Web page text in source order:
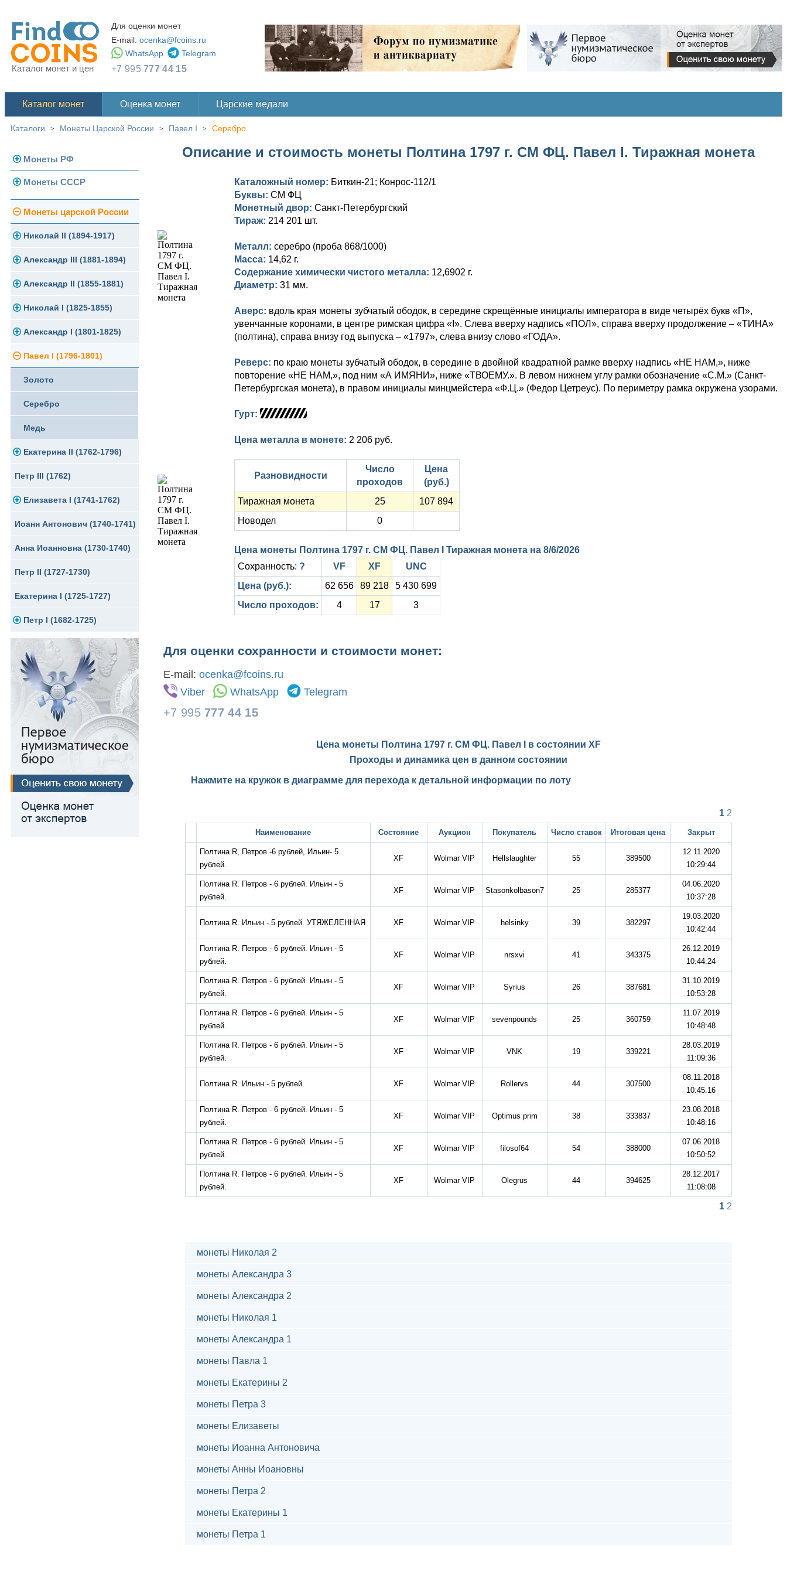
Каталог монет и цен
Для оценки монет
E-mail: ocenka@fcoins.ru
WhatsApp
Telegram
+7 995777 44 15
Каталог монет Оценка монет Царские медали
Каталоги > Монеты Царской России > Павел I > Серебро
Монеты РФ
Современная Россия
Монеты 1991-1993 гг.
Памятные и юбилейные
Монеты СССР
Погодовка СССР
Монеты 1958 года
Золотые червонцы
Памятные и юбилейные
Монеты царской России
Николай II (1894-1917)
Золото
Серебро
Медь
Германская оккупация
Для Финляндии
Памятные и донативные
Александр III (1881-1894)
Золото
Серебро
Медь
Для Финляндии
Памятные и донативные
Александр II (1855-1881)
Золото
Серебро
Медь
Для Финляндии
Памятные и донативные
Николай I (1825-1855)
Платина, золото
Серебро
Медь
Для Грузии
Русско-Польские
Для Польши
Памятные и донативные
Александр I (1801-1825)
Золото
Серебро
Медь
Для Грузии
Для Польши
Павел I (1796-1801)
Золото
Серебро
Медь
Екатерина II (1762-1796)
Золото
Серебро
Медь
Сибирские монеты
Для Молдавии и Валахии
Таврические монеты
Петр III (1762)
Елизавета I (1741-1762)
Золото
Серебро
Медь
Для Пруссии
Ливонезы
Альбертусталер
Иоанн Антонович (1740-1741)
Анна Иоанновна (1730-1740)
Петр II (1727-1730)
Екатерина I (1725-1727)
Петр I (1682-1725)
Золото
Серебро
Медь
Для Речи Посполитой
Описание и стоимость монеты Полтина 1797 г. СМ ФЦ. Павел I. Тиражная монета
Каталожный номер: Биткин-21; Конрос-112/1
Буквы: СМ ФЦ
Монетный двор: Санкт-Петербургский
Тираж: 214 201 шт.
Металл: серебро (проба 868/1000)
Масса: 14,62 г.
Содержание химически чистого металла: 12,6902 г.
Диаметр: 31 мм.
Аверс: вдоль края монеты зубчатый ободок, в середине скрещённые инициалы императора в виде четырёх букв «П»,
увенчанные коронами, в центре римская цифра «I». Слева вверху надпись «ПОЛ», справа вверху продолжение – «ТИНА»
(полтина), справа внизу год выпуска – «1797», слева внизу слово «ГОДА».
Реверс: по краю монеты зубчатый ободок, в середине в двойной квадратной рамке вверху надпись «НЕ НАМ,», ниже
повторение «НЕ НАМ,», под ним «А ИМЯНИ», ниже «ТВОЕМУ.». В левом нижнем углу рамки обозначение «С.М.» (Санкт-
Петербургская монета), в правом инициалы минцмейстера «Ф.Ц.» (Федор Цетреус). По периметру рамка окружена узорами.
Гурт:
Цена металла в монете: 2 206 руб.
Разновидности
Число
проходов
Цена
(руб.)
Тиражная монета
25
107 894
Новодел
0
Цена монеты Полтина 1797 г. СМ ФЦ. Павел I Тиражная монета на 8/6/2026
Сохранность: ? VF XF
UNC
Цена (руб.):
62 656 89 218
5 430 699
Число проходов:
4 17 3
Для оценки сохранности и стоимости монет:
E-mail: ocenka@fcoins.ru
Viber
WhatsApp Telegram
+7 995 777 44 15
Цена монеты Полтина 1797 г. СМ ФЦ. Павел I в состоянии XF
Проходы и динамика цен в данном состоянии
Нажмите на кружок в диаграмме для перехода к детальной информации по лоту
1 2
Наименование Состояние Аукцион Покупатель Число ставок Итоговая цена Закрыт
Полтина R, Петров -6 рублей, Ильин- 5
рублей.
XF Wolmar VIP Hellslaughter 55 389500
12.11.2020
10:29:44
Полтина R. Петров - 6 рублей. Ильин - 5
рублей.
XF Wolmar VIP Stasonkolbason7 25 285377
04.06.2020
10:37:28
Полтина R. Ильин - 5 рублей. УТЯЖЕЛЕННАЯ XF Wolmar VIP helsinky 39 382297
19.03.2020
10:42:44
Полтина R. Петров - 6 рублей. Ильин - 5
рублей.
XF Wolmar VIP nrsxvi 41 343375
26.12.2019
10:44:24
Полтина R. Петров - 6 рублей. Ильин - 5
рублей.
XF Wolmar VIP Syrius 26 387681
31.10.2019
10:53:28
Полтина R. Петров - 6 рублей. Ильин - 5
рублей.
XF Wolmar VIP sevenpounds 25 360759
11.07.2019
10:48:48
Полтина R. Петров - 6 рублей. Ильин - 5
рублей.
XF Wolmar VIP VNK 19 339221
28.03.2019
11:09:36
Полтина R. Ильин - 5 рублей. XF Wolmar VIP Rollervs 44 307500
08.11.2018
10:45:16
Полтина R. Петров - 6 рублей. Ильин - 5
рублей.
XF Wolmar VIP Optimus prim 38 333837
23.08.2018
10:48:16
Полтина R. Петров - 6 рублей. Ильин - 5
рублей.
XF Wolmar VIP filosof64 54 388000
07.06.2018
10:50:52
Полтина R. Петров - 6 рублей. Ильин - 5
рублей.
XF Wolmar VIP Olegrus 44 394625
28.12.2017
11:08:08
1 2
монеты Николая 2
монеты Александра 3
монеты Александра 2
монеты Николая 1
монеты Александра 1
монеты Павла 1
монеты Екатерины 2
монеты Петра 3
монеты Елизаветы
монеты Иоанна Антоновича
монеты Анны Иоановны
монеты Петра 2
монеты Екатерины 1
монеты Петра 1